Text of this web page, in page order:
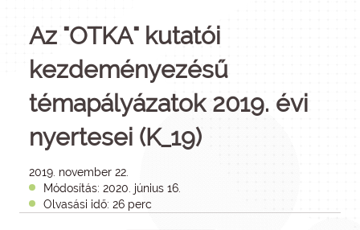
Az "OTKA" kutatói
kezdeményezésű
témapályázatok 2019. évi
nyertesei (K_19)
2019. november 22.
Módosítás: 2020. június 16.
Olvasási idő: 26 perc